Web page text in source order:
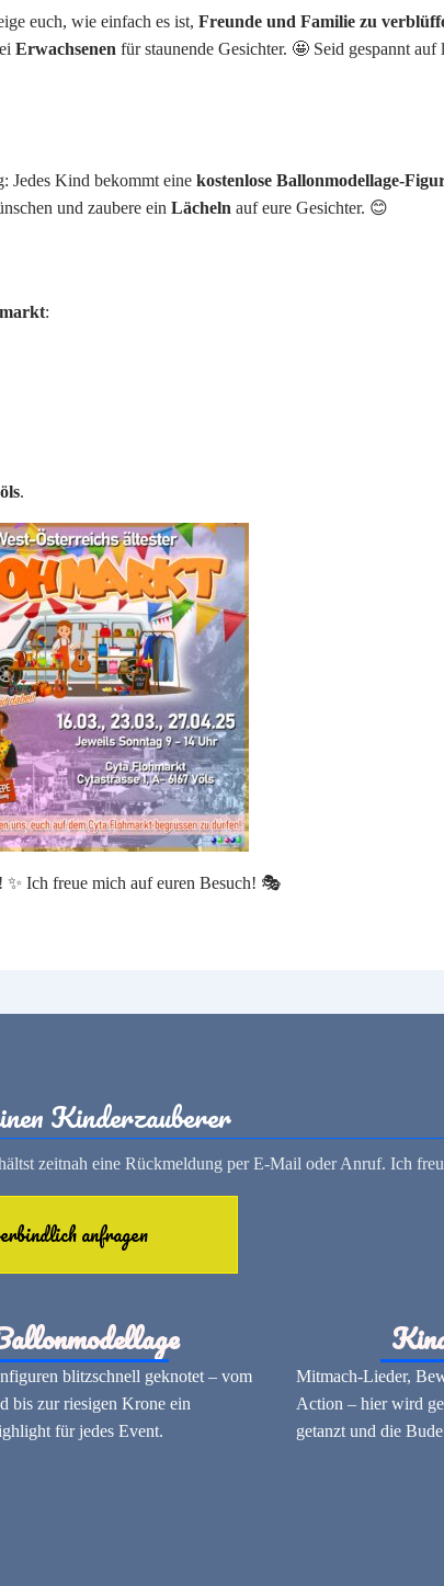
euch, wie einfach es ist, Freunde und Familie zu
Erwachsenen für staunende Gesichter. 🤩 Seid gespannt
Jedes Kind bekommt eine kostenlose Ballonmodellage-
und zaubere ein Lächeln auf eure Gesichter. 😊
:
.
✨ Ich freue mich auf euren Besuch! 🎭
Kinderzauberer
zeitnah eine Rückmeldung per E-Mail oder Anruf. Ich
anfragen
blitzschnell geknotet – vom
bis zur riesigen Krone ein
für jedes Event.
Mitmach-Lieder,
Action – hier wird
getanzt und die